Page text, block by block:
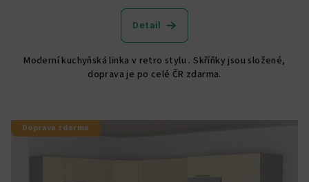
Detail
Moderní kuchyňská linka v retro stylu . Skříňky jsou složené,
doprava je po celé ČR zdarma.
Doprava zdarma